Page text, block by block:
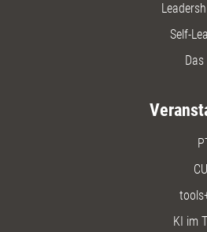
Self-
KI im